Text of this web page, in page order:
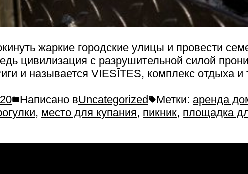
жаркие городские улицы и провести
цивилизация с разрушительной силой
и называется VIESĪTES, комплекс отдыха
Написано вUncategorized Метки: аренда
, место для купания, пикник, площадка